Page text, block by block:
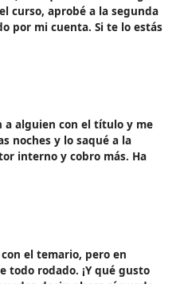
del transporte ha
significativos
y las nuevas
están transformando el